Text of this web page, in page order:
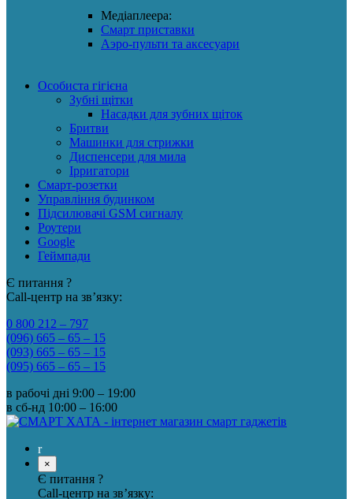
Медіаплеера:
Смарт приставки
Аэро-пульти та аксесуари
Особиста гігієна
Зубні щітки
Насадки для зубних щіток
Бритви
Машинки для стрижки
Диспенсери для мила
Ірригатори
Смарт-розетки
Управління будинком
Підсилювачі GSM сигналу
Роутери
Google
Геймпади
Є питання ?
Call-центр на зв’язку:
0 800 212 – 797
(096) 665 – 65 – 15
(093) 665 – 65 – 15
(095) 665 – 65 – 15
в рабочі дні 9:00 – 19:00
в сб-нд 10:00 – 16:00
×
Є питання ?
Call-центр на зв’язку: